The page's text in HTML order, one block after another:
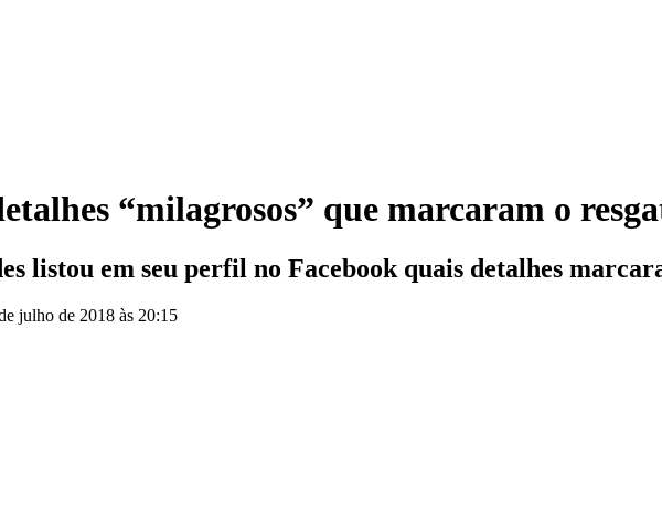
“milagrosos” que marcaram o
listou em seu perfil no Facebook quais detalhes
julho de 2018 às 20:15